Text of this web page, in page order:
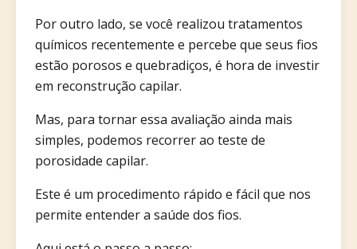
Por outro lado, se você realizou tratamentos
químicos recentemente e percebe que seus fios
estão porosos e quebradiços, é hora de investir
em reconstrução capilar.
Mas, para tornar essa avaliação ainda mais
simples, podemos recorrer ao teste de
porosidade capilar.
Este é um procedimento rápido e fácil que nos
permite entender a saúde dos fios.